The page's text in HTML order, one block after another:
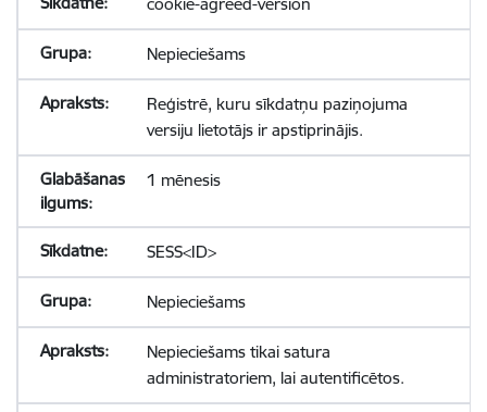
Nepieciešams
Reģistrē, kuru sīkdatņu paziņojuma
versiju lietotājs ir apstiprinājis.
1 mēnesis
SESS<ID>
Nepieciešams
Nepieciešams tikai satura
administratoriem, lai autentificētos.